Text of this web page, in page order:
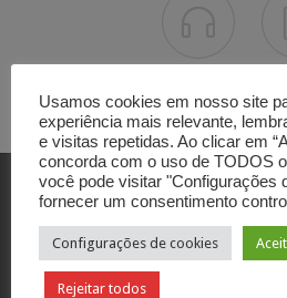
Contato
Usamos cookies em nosso site
experiência mais relevante,
e visitas repetidas. Ao clicar em
concorda com o uso de TODOS
você pode visitar "Configurações
fornecer um consentimento
Configurações de cookies
Rejeitar todos